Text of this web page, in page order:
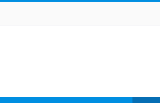
应用软件 影音软件